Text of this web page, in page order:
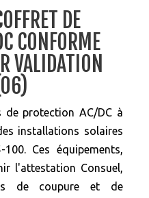
DE
CONFORME
VALIDATION
protection AC/DC à
installations solaires
Ces équipements,
l'attestation Consuel,
de coupure et de